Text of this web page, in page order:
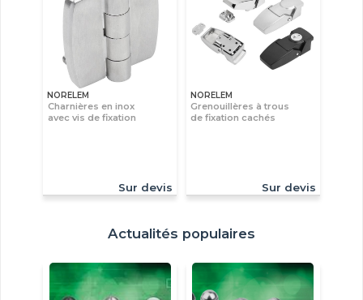
NORELEM
Charnières en inox
avec vis de fixation
Sur devis
NORELEM
Grenouillères à trous
de fixation cachés
Sur devis
Actualités populaires